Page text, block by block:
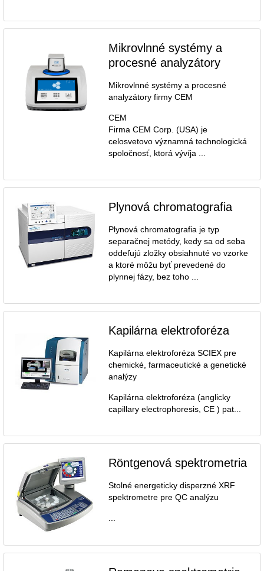
Mikrovlnné systémy a
procesné analyzátory
Mikrovlnné systémy a procesné
analyzátory firmy CEM
CEM
Firma CEM Corp. (USA) je
celosvetovo významná technologická
spoločnosť, ktorá vývíja ...
Plynová chromatografia
Plynová chromatografia je typ
separačnej metódy, kedy sa od seba
oddeľujú zložky obsiahnuté vo vzorke
a ktoré môžu byť prevedené do
plynnej fázy, bez toho ...
Kapilárna elektroforéza
Kapilárna elektroforéza SCIEX pre
chemické, farmaceutické a genetické
analýzy
Kapilárna elektroforéza (anglicky
capillary electrophoresis, CE ) pat...
Röntgenová spektrometria
Stolné energeticky disperzné XRF
spektrometre pre QC analýzu